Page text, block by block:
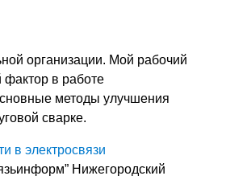
организации. Мой рабочий
фактор в работе
методы улучшения
сварке.
в электросвязи
Нижегородский